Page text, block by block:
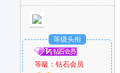
等级头衔
等級：钻石会员